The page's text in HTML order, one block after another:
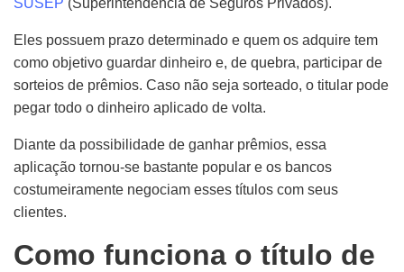
SUSEP (Superintendência de Seguros Privados).
Eles possuem prazo determinado e quem os adquire tem
como objetivo guardar dinheiro e, de quebra, participar de
sorteios de prêmios. Caso não seja sorteado, o titular pode
pegar todo o dinheiro aplicado de volta.
Diante da possibilidade de ganhar prêmios, essa
aplicação tornou-se bastante popular e os bancos
costumeiramente negociam esses títulos com seus
clientes.
Como funciona o título de